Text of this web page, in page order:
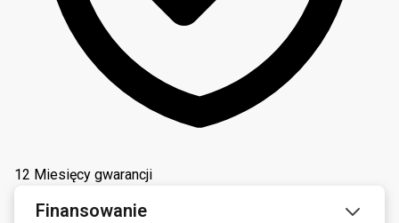
12 Miesięcy gwarancji
Finansowanie